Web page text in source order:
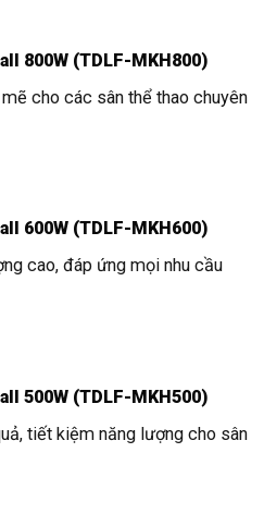
800W (TDLF-MKH800)
cho các sân thể thao chuyên
600W (TDLF-MKH600)
cao, đáp ứng mọi nhu cầu
500W (TDLF-MKH500)
tiết kiệm năng lượng cho sân